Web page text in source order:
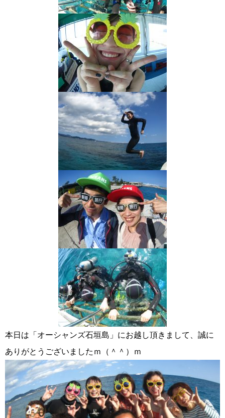
本日は「オーシャンズ石垣島」にお越し頂きまして、誠に
ありがとうございましたｍ（＾＾）ｍ